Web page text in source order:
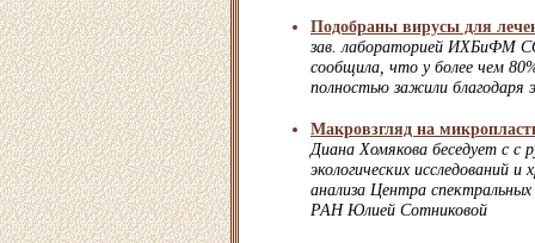
Подобраны вирусы для
зав. лабораторией ИХБиФМ
сообщила, что у более чем
полностью зажили благодаря
Макровзгляд на
Диана Хомякова беседует с с
экологических исследований и
анализа Центра
РАН Юлией Сотниковой